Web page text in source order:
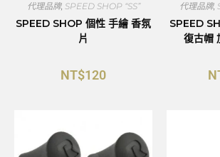
代理品牌, SPEED SHOP “SS”
SPEED SHOP 個性 手繪 香氛
片
NT$120
代理品牌,
SPEED
復古帽